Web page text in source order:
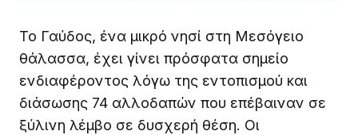
Το Γαύδος, ένα μικρό νησί στη Μεσόγειο
θάλασσα, έχει γίνει πρόσφατα σημείο
ενδιαφέροντος λόγω της εντοπισμού και
διάσωσης 74 αλλοδαπών που επέβαιναν σε
ξύλινη λέμβο σε δυσχερή θέση. Οι